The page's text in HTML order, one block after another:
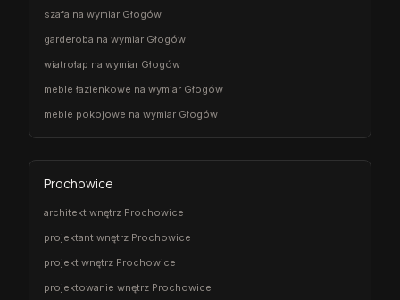
szafa na wymiar Głogów
garderoba na wymiar Głogów
wiatrołap na wymiar Głogów
meble łazienkowe na wymiar Głogów
meble pokojowe na wymiar Głogów
Prochowice
architekt wnętrz Prochowice
projektant wnętrz Prochowice
projekt wnętrz Prochowice
projektowanie wnętrz Prochowice